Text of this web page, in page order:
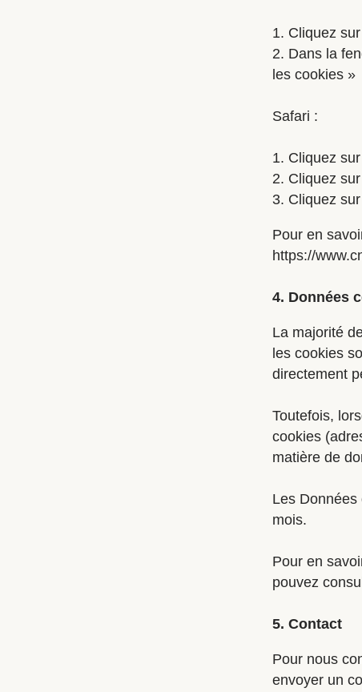
1. Cliquez
2. Dans la
les cookies »
Safari :
1. Cliquez
2. Cliquez
3. Cliquez
Pour en
https://
4. Données
La majorité
les cookies
directement
Toutefois,
cookies
matière de
Les
mois.
Pour en
pouvez
5. Contact
Pour nous
envoyer un